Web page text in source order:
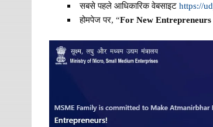
सबसे पहले आधिकारिक वेबसाइट https://
होमपेज पर, “For New